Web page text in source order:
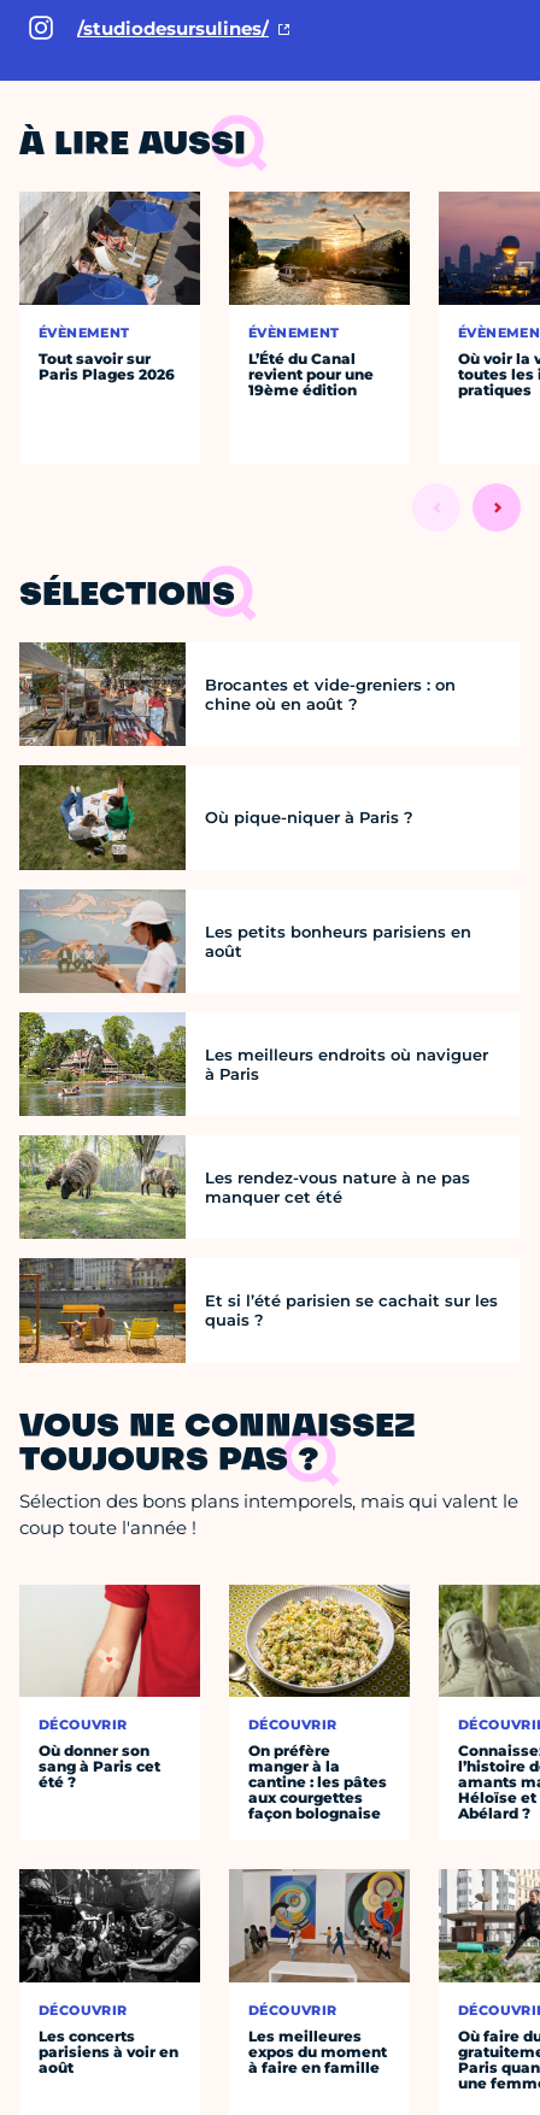
/studiodesursulines/
À LIRE AUSSI
ÉVÈNEMENT
Tout savoir sur
Paris Plages 2026
ÉVÈNEMENT
L’Été du Canal
revient pour une
19ème édition
Où voir la
toutes les
pratiques
SÉLECTIONS
Brocantes et vide-greniers : on
chine où en août ?
Où pique-niquer à Paris ?
Les petits bonheurs parisiens en
août
Les meilleurs endroits où naviguer
à Paris
Les rendez-vous nature à ne pas
manquer cet été
Et si l’été parisien se cachait sur les
quais ?
VOUS NE CONNAISSEZ
TOUJOURS PAS ?
Sélection des bons plans intemporels, mais qui valent le
coup toute l'année !
DÉCOUVRIR
Où donner son
sang à Paris cet
été ?
DÉCOUVRIR
Les concerts
parisiens à voir en
août
DÉCOUVRIR
On préfère
manger à la
cantine : les pâtes
aux courgettes
façon bolognaise
DÉCOUVRIR
Les meilleures
expos du moment
à faire en famille
l’histoire
amants
Héloïse et
Abélard ?
Où faire
Paris
une